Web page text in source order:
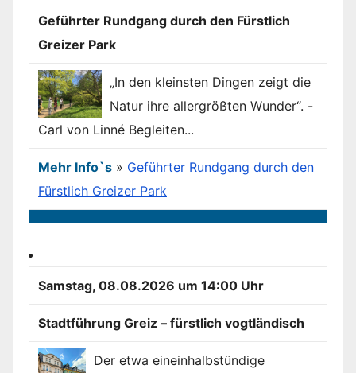
Geführter Rundgang durch den Fürstlich
Greizer Park
„In den kleinsten Dingen zeigt die
Natur ihre allergrößten Wunder“. -
Carl von Linné Begleiten...
Mehr Info`s » Geführter Rundgang durch den
Fürstlich Greizer Park
Samstag, 08.08.2026 um 14:00 Uhr
Stadtführung Greiz – fürstlich vogtländisch
Der etwa eineinhalbstündige